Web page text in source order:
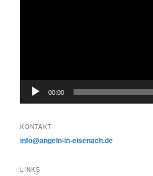
00:00
KONTAKT
info@angeln-in-eisenach.de
LINKS